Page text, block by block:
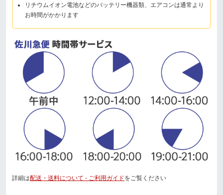
リチウムイオン電池などのバッテリー機器類、エアコンは通常より
お時間がかかります
詳細は配送・送料について - ご利用ガイドをご覧ください